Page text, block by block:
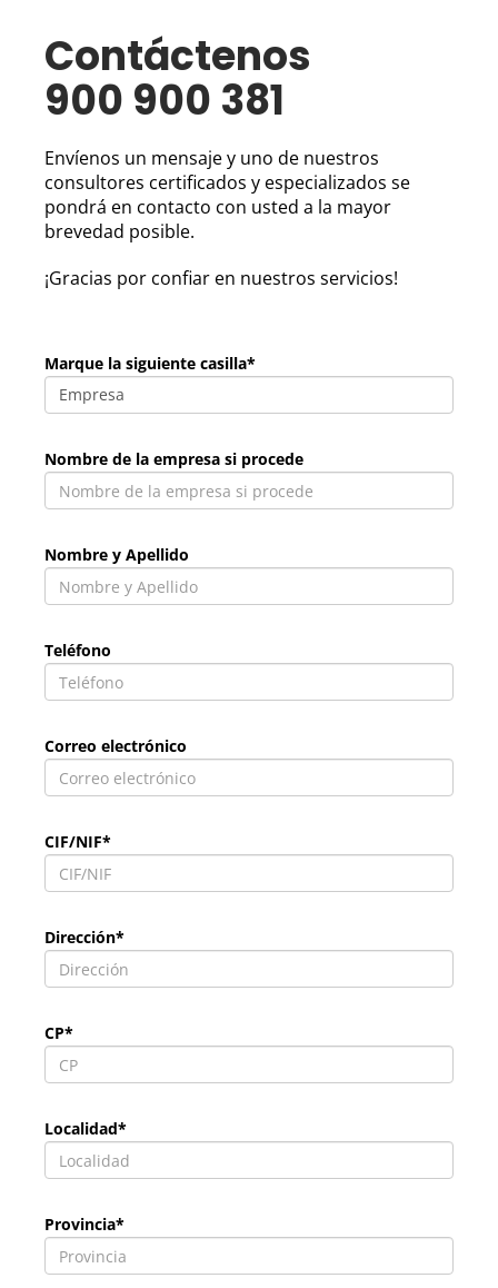
Contáctenos
900 900 381
Envíenos un mensaje y uno de nuestros
consultores certificados y especializados se
pondrá en contacto con usted a la mayor
brevedad posible.
¡Gracias por confiar en nuestros servicios!
Marque la siguiente casilla*
Nombre de la empresa si procede
Nombre y Apellido
Teléfono
Correo electrónico
CIF/NIF*
Dirección*
CP*
Localidad*
Provincia*